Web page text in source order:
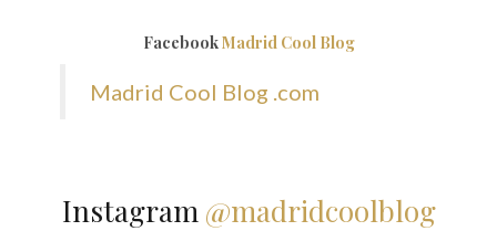
FacebookMadrid Cool Blog
Madrid Cool Blog .com
Instagram @madridcoolblog